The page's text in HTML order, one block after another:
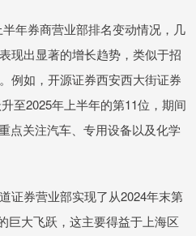
年券商营业部排名变动情况，几
现出显著的增长趋势，类似于招
例如，开源证券西安西大街证券
至2025年上半年的第11位，期间
点关注汽车、专用设备以及化学
证券营业部实现了从2024年末第
巨大飞跃，这主要得益于上海区